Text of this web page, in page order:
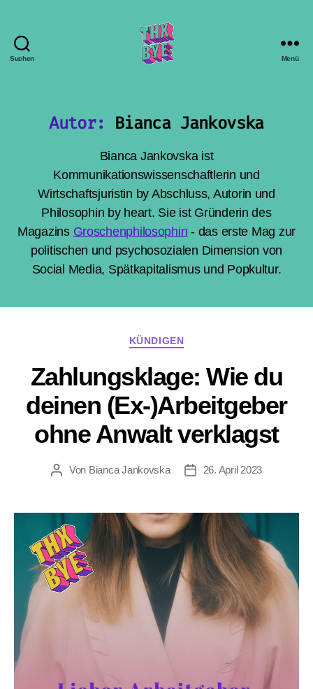
Suchen Menü
Autor: Bianca Jankovska
Bianca Jankovska ist
Kommunikationswissenschaftlerin und
Wirtschaftsjuristin by Abschluss, Autorin und
Philosophin by heart. Sie ist Gründerin des
Magazins Groschenphilosophin - das erste Mag zur
politischen und psychosozialen Dimension von
Social Media, Spätkapitalismus und Popkultur.
Kategorien
KÜNDIGEN
Zahlungsklage: Wie du
deinen (Ex-)Arbeitgeber
ohne Anwalt verklagst
Beitragsautor
Von Bianca Jankovska Beitragsdatum
26. April 2023